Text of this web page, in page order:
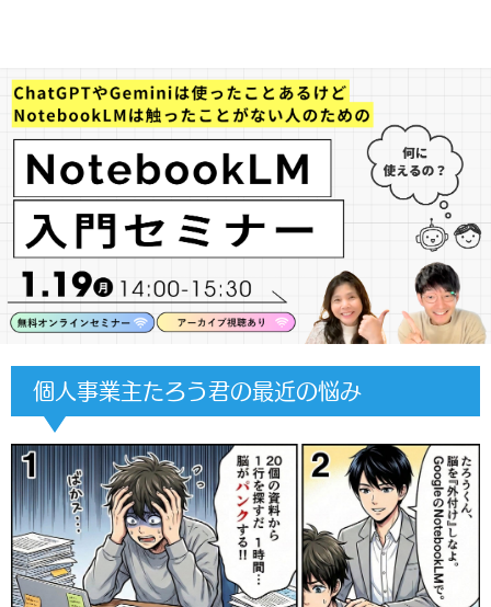
個人事業主たろう君の最近の悩み